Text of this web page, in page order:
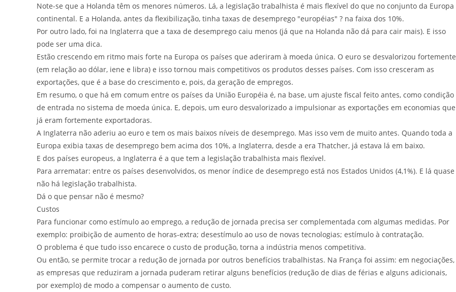
Note-se que a Holanda têm os menores números. Lá, a legislação trabalhista é mais flexível do que no conjunto da Europa
continental. E a Holanda, antes da flexibilização, tinha taxas de desemprego "européias" ? na faixa dos 10%.
Por outro lado, foi na Inglaterra que a taxa de desemprego caiu menos (já que na Holanda não dá para cair mais). E isso
pode ser uma dica.
Estão crescendo em ritmo mais forte na Europa os países que aderiram à moeda única. O euro se desvalorizou fortemente
(em relação ao dólar, iene e libra) e isso tornou mais competitivos os produtos desses países. Com isso cresceram as
exportações, que é a base do crescimento e, pois, da geração de empregos.
Em resumo, o que há em comum entre os países da União Européia é, na base, um ajuste fiscal feito antes, como condição
de entrada no sistema de moeda única. E, depois, um euro desvalorizado a impulsionar as exportações em economias que
já eram fortemente exportadoras.
A Inglaterra não aderiu ao euro e tem os mais baixos níveis de desemprego. Mas isso vem de muito antes. Quando toda a
Europa exibia taxas de desemprego bem acima dos 10%, a Inglaterra, desde a era Thatcher, já estava lá em baixo.
E dos países europeus, a Inglaterra é a que tem a legislação trabalhista mais flexível.
Para arrematar: entre os países desenvolvidos, os menor índice de desemprego está nos Estados Unidos (4,1%). E lá quase
não há legislação trabalhista.
Dá o que pensar não é mesmo?
Custos
Para funcionar como estímulo ao emprego, a redução de jornada precisa ser complementada com algumas medidas. Por
exemplo: proibição de aumento de horas-extra; desestímulo ao uso de novas tecnologias; estímulo à contratação.
O problema é que tudo isso encarece o custo de produção, torna a indústria menos competitiva.
Ou então, se permite trocar a redução de jornada por outros benefícios trabalhistas. Na França foi assim: em negociações,
as empresas que reduziram a jornada puderam retirar alguns benefícios (redução de dias de férias e alguns adicionais,
por exemplo) de modo a compensar o aumento de custo.